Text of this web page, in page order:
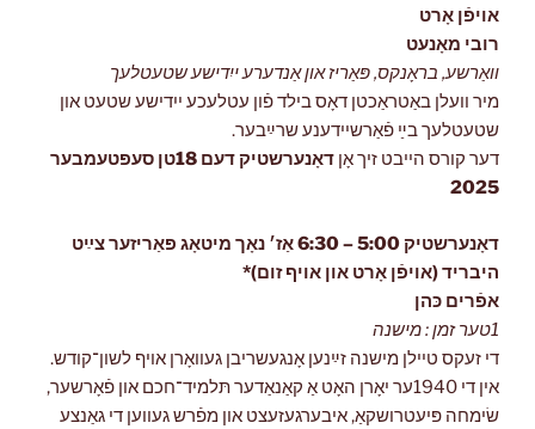
אויפֿן אָרט
רובי מאָנעט
וואַרשע, בראָנקס, פּאַריז און אַנדערע ייִדישע שטעטלעך
מיר וועלן באַטראַכטן דאָס בילד פֿון עטלעכע ייִדישע שטעט און
שטעטלעך בײַ פֿאַרשיידענע שרײַבער.
דער קורס הייבט זיך אָן
דאָנערשטיק דעם 18טן סעפּטעמבער
2025
דאָנערשטיק 5:00 – 6:30 אַז׳ נאָך מיטאָג פּאַריזער צײַט
היבריד (אויפֿן אָרט און אויף זום)*
אפֿרים כּהן
1טער זמן : מישנה
די זעקס טיילן מישנה זײַנען אָנגעשריבן געוואָרן אויף לשון־קודש.
אין די 1940ער יאָרן האָט אַ קאַנאַדער תּלמיד־חכם און פֿאָרשער,
שׂימחה פּיעטרושקאַ, איבערגעזעצט און מפֿרש געווען די גאַנצע